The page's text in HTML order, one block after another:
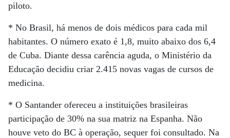
piloto.
* No Brasil, há menos de dois médicos para cada mil
habitantes. O número exato é 1,8, muito abaixo dos 6,4
de Cuba. Diante dessa carência aguda, o Ministério da
Educação decidiu criar 2.415 novas vagas de cursos de
medicina.
* O Santander ofereceu a instituições brasileiras
participação de 30% na sua matriz na Espanha. Não
houve veto do BC à operação, sequer foi consultado. Na